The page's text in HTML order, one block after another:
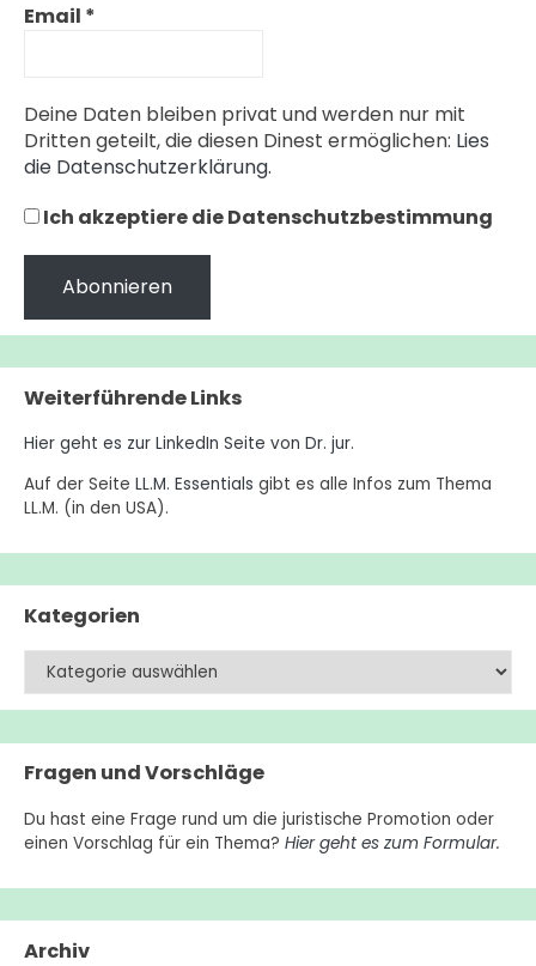
Email *
Deine Daten bleiben privat und werden nur mit
Dritten geteilt, die diesen Dinest ermöglichen: Lies
die Datenschutzerklärung.
Ich akzeptiere die Datenschutzbestimmung
Weiterführende Links
Hier geht es zur LinkedIn Seite von Dr. jur.
Auf der SeiteLL.M. Essentials gibt es alle Infos zum Thema
LL.M. (in den USA).
Kategorien
Kategorien
Fragen und Vorschläge
Du hast eine Frage rund um die juristische Promotion oder
einen Vorschlag für ein Thema?Hier geht es zum Formular.
Archiv